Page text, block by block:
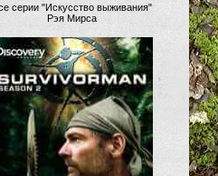
серии "Искусство выживания"
Рэя Мирса